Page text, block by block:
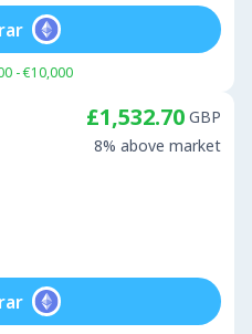
- €10,000
£1,532.70 GBP
8% above market